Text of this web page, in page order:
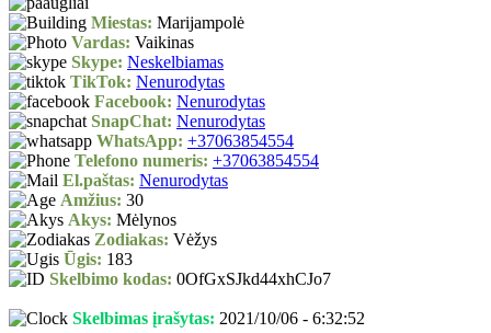
Miestas: Marijampolė
Vardas: Vaikinas
Skype: Neskelbiamas
TikTok: Nenurodytas
Facebook: Nenurodytas
SnapChat: Nenurodytas
WhatsApp: +37063854554
Telefono numeris: +37063854554
El.paštas: Nenurodytas
Amžius: 30
Akys: Mėlynos
Zodiakas: Vėžys
Ūgis: 183
Skelbimo kodas: 0OfGxSJkd44xhCJo7
Skelbimas įrašytas: 2021/10/06 - 6:32:52